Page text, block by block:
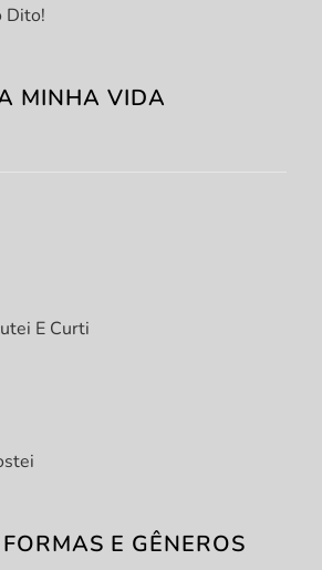
Dito!
MINHA VIDA
E Curti
E GÊNEROS